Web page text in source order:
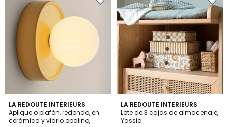
LA REDOUTE INTERIEURS
Aplique o plafón, redondo, en
cerámica y vidrio opalino,
4,9
/ 5
4
Colores
LA REDOUTE INTERIEURS
Lote de 3 cajas de almacenaje,
Yassia
5
/
5